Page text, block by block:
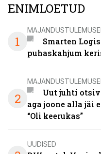
ENIMLOETUD
1
Smarten
puhaskahjum
2
Uut juhti
aga joone alla jäi
“Oli keerukas”
UUDISED